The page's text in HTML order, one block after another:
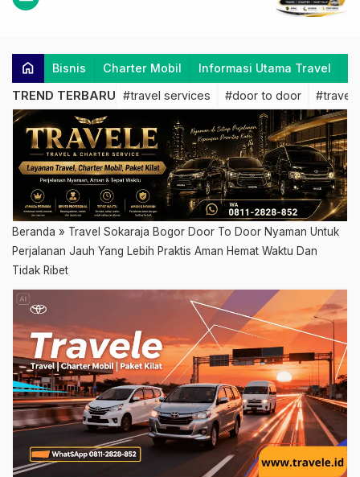
home Bisnis Charter Mobil Informasi Utama Travel
TREND TERBARU #travel services #door to door #travel
Beranda » Travel Sokaraja Bogor Door To Door Nyaman Untuk
Perjalanan Jauh Yang Lebih Praktis Aman Hemat Waktu Dan
Tidak Ribet